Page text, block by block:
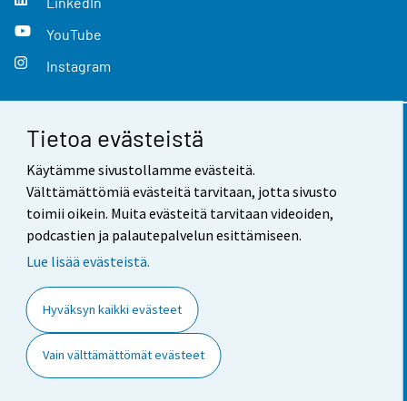
Tietoa evästeistä
Käytämme sivustollamme evästeitä.
Välttämättömiä evästeitä tarvitaan, jotta sivusto
toimii oikein. Muita evästeitä tarvitaan videoiden,
podcastien ja palautepalvelun esittämiseen.
Lue lisää evästeistä.
Hyväksyn kaikki evästeet
Vain välttämättömät evästeet
YouTube
Instagram
Yhteystiedot
Palaute
Käyttöehdot
Saavutettavuus
Tietoa sivustosta
Evästeasetukset